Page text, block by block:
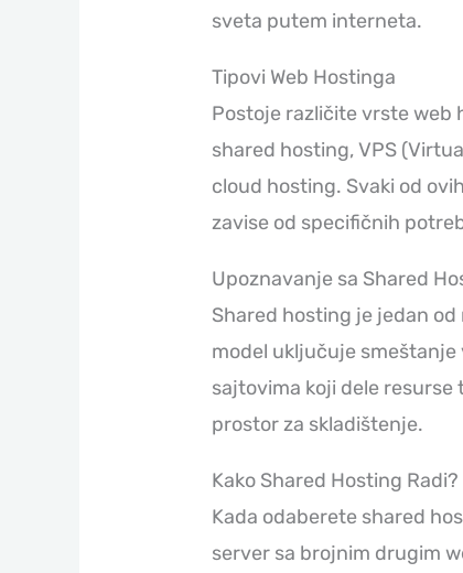
sveta putem interneta.
Tipovi Web Hostinga
Postoje različite vrste web
shared hosting, VPS
cloud hosting. Svaki od
zavise od specifičnih
Upoznavanje sa Shared
Shared hosting je jedan
model uključuje smeštanje
sajtovima koji dele resurse
prostor za skladištenje.
Kako Shared Hosting Radi?
Kada odaberete shared
server sa brojnim drugim